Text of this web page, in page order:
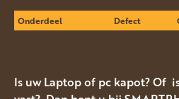
Onderdeel Defect
Is uw Laptop of pc kapot? Of